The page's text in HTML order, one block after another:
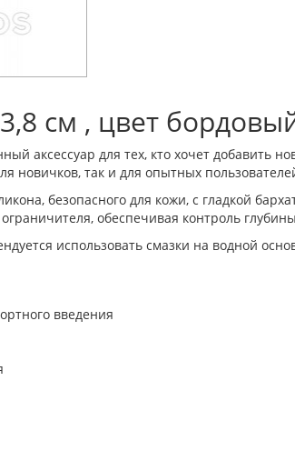
см , цвет
аксессуар для тех, кто хочет добавить
новичков, так и для опытных
безопасного для кожи, с гладкой
обеспечивая контроль
использовать смазки на водной
введения